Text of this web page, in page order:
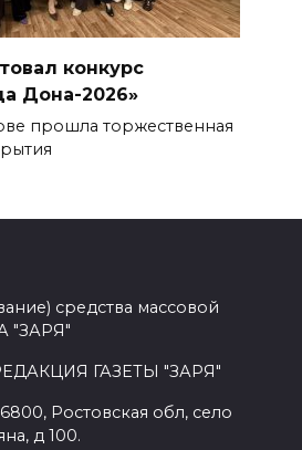
конкурс
Дона-2026»
прошла торжественная
средства массовой
"ЗАРЯ"
ГАЗЕТЫ "ЗАРЯ"
Ростовская обл, село
д 100.